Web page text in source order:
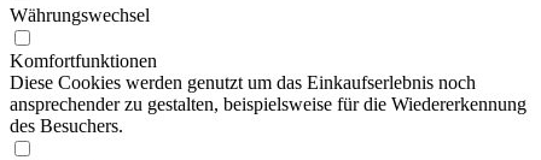
Währungswechsel
Komfortfunktionen
Diese Cookies werden genutzt um das Einkaufserlebnis noch
ansprechender zu gestalten, beispielsweise für die Wiedererkennung
des Besuchers.